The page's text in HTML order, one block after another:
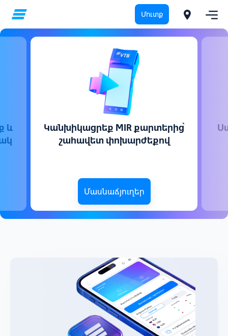
Մուտք
և
Կանխիկացրեք MIR քարտերից՝
շահավետ փոխարժեքով
Մասնաճյուղեր